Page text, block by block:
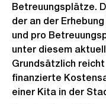
Betreuungsplätze.
der an der
und pro
unter diesem
Grundsätzlich
finanzierte
einer Kita in der